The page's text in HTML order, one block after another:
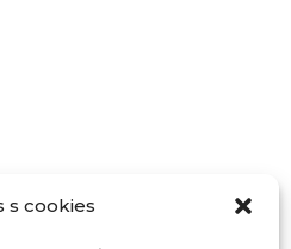
s cookies